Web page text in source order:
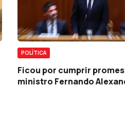
POLÍTICA
Ficou por cumprir
ministro Fernando